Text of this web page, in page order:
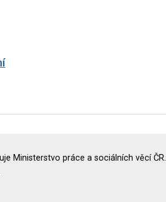
Ministerstvo práce a sociálních věcí ČR.